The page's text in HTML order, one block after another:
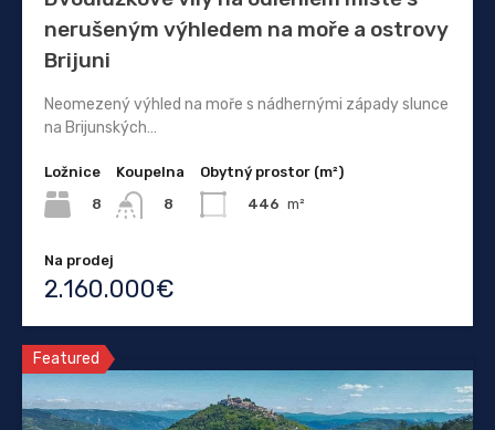
nerušeným výhledem na moře a ostrovy
Brijuni
Neomezený výhled na moře s nádhernými západy slunce
na Brijunských…
Ložnice
8
Koupelna
8
Obytný prostor (m²)
446 m²
Na prodej
2.160.000€
Featured